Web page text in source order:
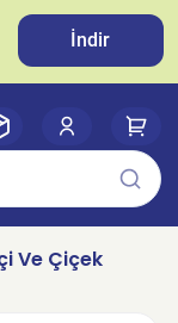
İndir
Ve Çiçek